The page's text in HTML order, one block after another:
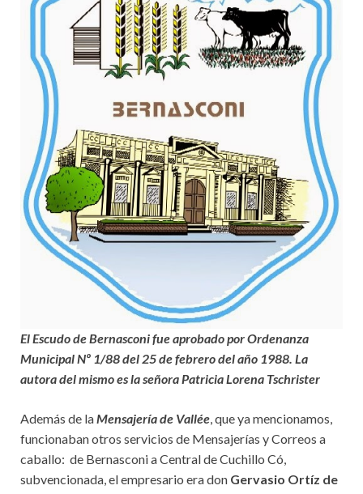
El Escudo de Bernasconi fue aprobado por Ordenanza
Municipal Nº 1/88 del 25 de febrero del año 1988. La
autora del mismo es la señora Patricia Lorena Tschrister
Además de laMensajería de Vallée, que ya mencionamos,
funcionaban otros servicios de Mensajerías y Correos a
caballo: de Bernasconi a Central de Cuchillo Có,
subvencionada, el empresario era don Gervasio Ortíz de